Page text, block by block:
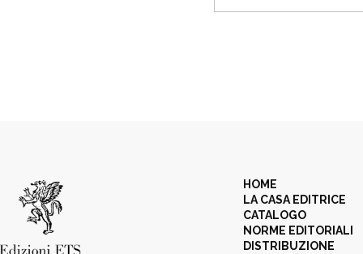
HOME
LA CASA EDITRICE
CATALOGO
NORME EDITORIALI
DISTRIBUZIONE